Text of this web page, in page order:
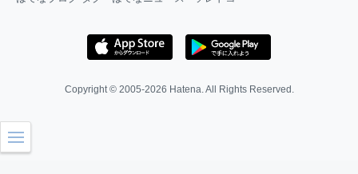
Copyright © 2005-2026 Hatena. All Rights Reserved.